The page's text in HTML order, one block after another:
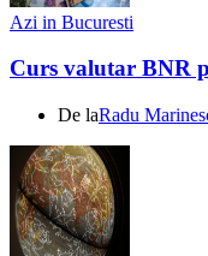
Azi in Bucuresti
Curs valutar BNR
De laRadu